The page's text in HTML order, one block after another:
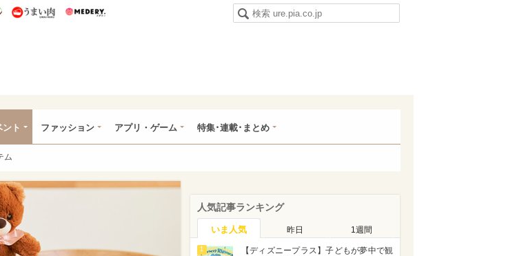
うまいパン うまい肉
ント ファッション アプリ・ゲーム 特集･連載･まとめ
ム
人気記事ランキング
いま人気 昨日 1週間
1
【ディズニープラス】子どもが夢中で観